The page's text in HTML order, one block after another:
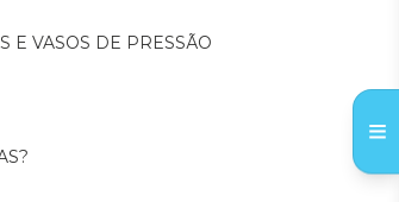
E VASOS DE PRESSÃO